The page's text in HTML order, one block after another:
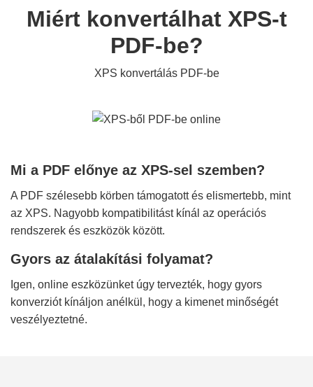
Miért konvertálhat XPS-t
PDF-be?
XPS konvertálás PDF-be
Mi a PDF előnye az XPS-sel szemben?
A PDF szélesebb körben támogatott és elismertebb, mint
az XPS. Nagyobb kompatibilitást kínál az operációs
rendszerek és eszközök között.
Gyors az átalakítási folyamat?
Igen, online eszközünket úgy tervezték, hogy gyors
konverziót kínáljon anélkül, hogy a kimenet minőségét
veszélyeztetné.